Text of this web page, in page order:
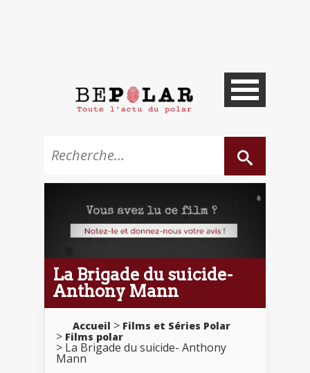
La Brigade du suicide-
Anthony Mann
Accueil
Films et Séries Polar
Films polar
La Brigade du suicide- Anthony
Mann